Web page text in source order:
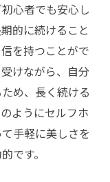
心者でも安心し
的に続けること
を持つことがで
けながら、自分
め、長く続ける
ようにセルフホ
手軽に美しさを
です。